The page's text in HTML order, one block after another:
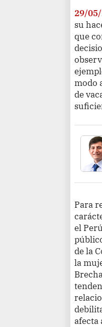
29/
su
que
modo
de
Para
el
de la
la
afecta